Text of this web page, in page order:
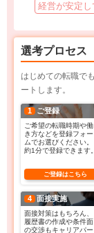
経営が安定し
選考プロセス
はじめての転職で
ートします。
1 ご登録
ご希望の転職時期や働
き方などを登録フォー
ムでお選びください。
約1分で登録できます。
ご登録はこちら
4 面接実施
面接対策はもちろん、
履歴書の作成や条件面
の交渉もキャリアパー